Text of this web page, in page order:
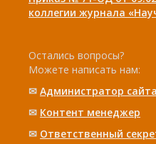
коллегии журнала
Остались вопросы?
Можете написать нам:
✉ Администратор сайта
✉ Контент менеджер
✉ Ответственный